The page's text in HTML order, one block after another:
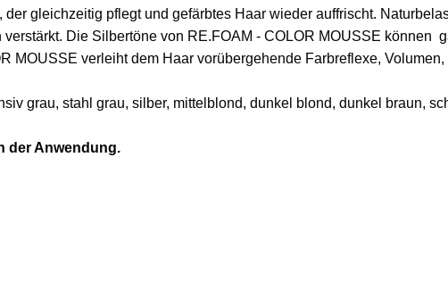
gleichzeitig pflegt und gefärbtes Haar wieder auffrischt.
Die Silbertöne von RE.FOAM - COLOR MOUSSE können
MOUSSE verleiht dem Haar vorübergehende Farbreflexe,
grau, stahl grau, silber, mittelblond, dunkel blond, dunkel braun,
der Anwendung.